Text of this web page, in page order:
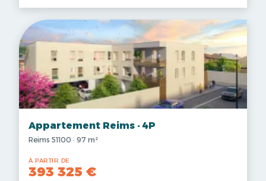
Appartement Reims · 4P
Reims 51100 · 97 m²
À PARTIR DE
393 325 €